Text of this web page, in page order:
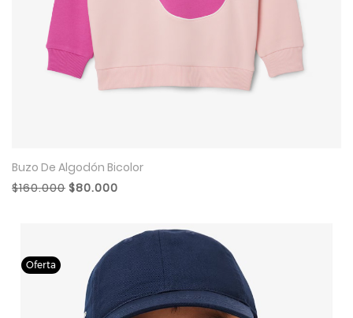
Buzo De Algodón Bicolor
$160.000 $80.000